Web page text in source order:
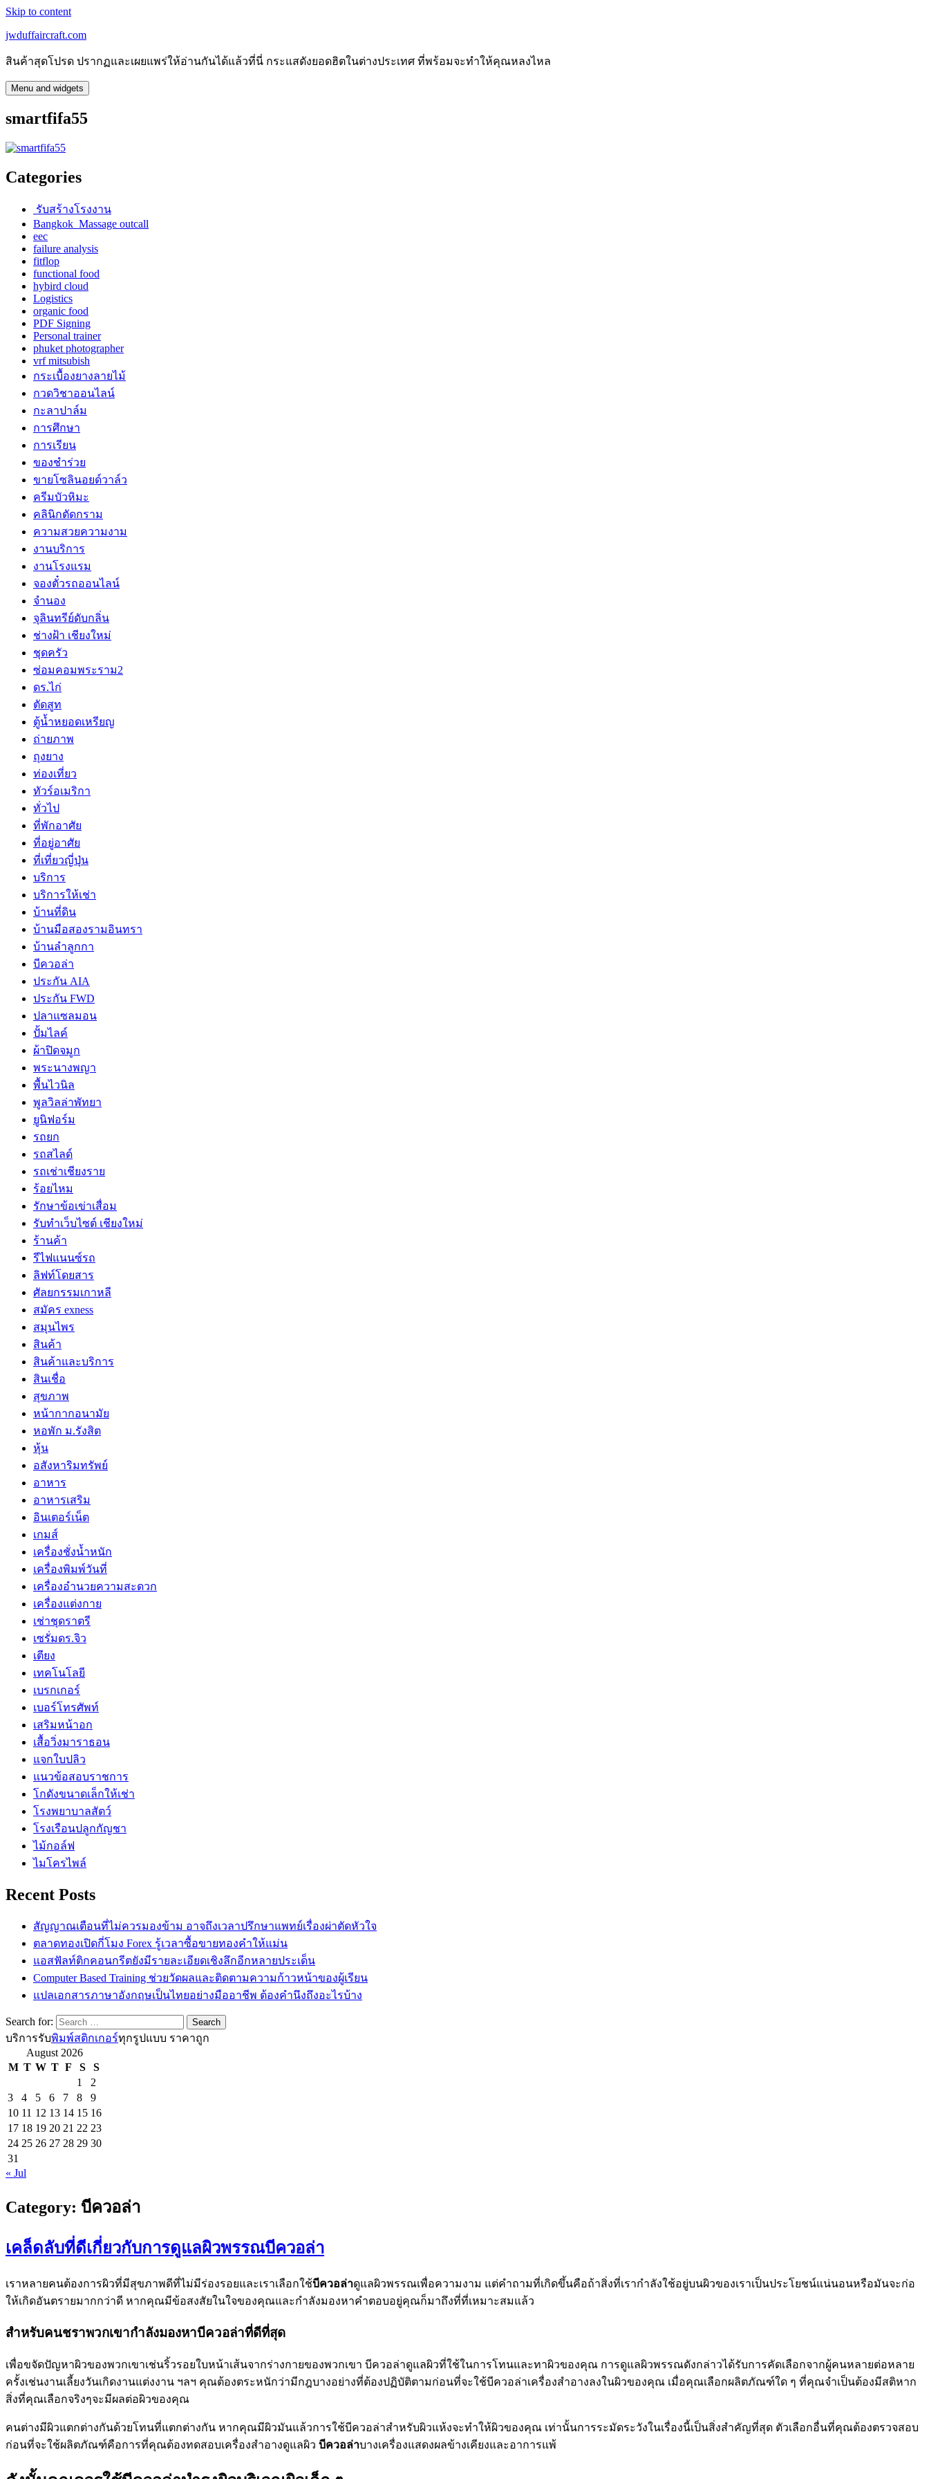
Skip to content
jwduffaircraft.com
สินค้าสุดโปรด ปรากฏและเผยแพร่ให้อ่านกันได้แล้วที่นี่ กระแสดังยอดฮิตในต่างประเทศ ที่พร้อมจะทำให้คุณหลงไหล
Menu and widgets
smartfifa55
Categories
รับสร้างโรงงาน
Bangkok Massage outcall
eec
failure analysis
fitflop
functional food
hybird cloud
Logistics
organic food
PDF Signing
Personal trainer
phuket photographer
vrf mitsubish
กระเบื้องยางลายไม้
กวดวิชาออนไลน์
กะลาปาล์ม
การศึกษา
การเรียน
ของชำร่วย
ขายโซลินอยด์วาล์ว
ครีมบัวหิมะ
คลินิกตัดกราม
ความสวยความงาม
งานบริการ
งานโรงแรม
จองตั๋วรถออนไลน์
จำนอง
จุลินทรีย์ดับกลิ่น
ช่างฝ้า เชียงใหม่
ชุดครัว
ซ่อมคอมพระราม2
ดร.ไก่
ตัดสูท
ตู้น้ำหยอดเหรียญ
ถ่ายภาพ
ถุงยาง
ท่องเที่ยว
ทัวร์อเมริกา
ทั่วไป
ที่พักอาศัย
ที่อยู่อาศัย
ที่เที่ยวญี่ปุ่น
บริการ
บริการให้เช่า
บ้านที่ดิน
บ้านมือสองรามอินทรา
บ้านลำลูกกา
บีควอล่า
ประกัน AIA
ประกัน FWD
ปลาแซลมอน
ปั้มไลค์
ผ้าปิดจมูก
พระนางพญา
พื้นไวนิล
พูลวิลล่าพัทยา
ยูนิฟอร์ม
รถยก
รถสไลด์
รถเช่าเชียงราย
ร้อยไหม
รักษาข้อเข่าเสื่อม
รับทำเว็บไซต์ เชียงใหม่
ร้านค้า
รีไฟแนนซ์รถ
ลิฟท์โดยสาร
ศัลยกรรมเกาหลี
สมัคร exness
สมุนไพร
สินค้า
สินค้าและบริการ
สินเชื่อ
สุขภาพ
หน้ากากอนามัย
หอพัก ม.รังสิต
หุ้น
อสังหาริมทรัพย์
อาหาร
อาหารเสริม
อินเตอร์เน็ต
เกมส์
เครื่องชั่งน้ำหนัก
เครื่องพิมพ์วันที่
เครื่องอำนวยความสะดวก
เครื่องแต่งกาย
เช่าชุดราตรี
เซรั่มดร.จิว
เตียง
เทคโนโลยี
เบรกเกอร์
เบอร์โทรศัพท์
เสริมหน้าอก
เสื้อวิ่งมาราธอน
แจกใบปลิว
แนวข้อสอบราชการ
โกดังขนาดเล็กให้เช่า
โรงพยาบาลสัตว์
โรงเรือนปลูกกัญชา
ไม้กอล์ฟ
ไมโครไพล์
Recent Posts
สัญญาณเตือนที่ไม่ควรมองข้าม อาจถึงเวลาปรึกษาแพทย์เรื่องผ่าตัดหัวใจ
ตลาดทองเปิดกี่โมง Forex รู้เวลาซื้อขายทองคำให้แม่น
แอสฟัลท์ติกคอนกรีตยังมีรายละเอียดเชิงลึกอีกหลายประเด็น
Computer Based Training ช่วยวัดผลและติดตามความก้าวหน้าของผู้เรียน
แปลเอกสารภาษาอังกฤษเป็นไทยอย่างมืออาชีพ ต้องคำนึงถึงอะไรบ้าง
Search for:
บริการรับพิมพ์สติกเกอร์ทุกรูปแบบ ราคาถูก
August 2026
M T W T F S
S
1
2
3
4 5 6 7 8
9
10 11 12 13 14 15 16
17 18 19 20 21 22 23
24 25 26 27 28 29 30
31
« Jul
Category: บีควอล่า
เคล็ดลับที่ดีเกี่ยวกับการดูแลผิวพรรณบีควอล่า
เราหลายคนต้องการผิวที่มีสุขภาพดีที่ไม่มีร่องรอยและเราเลือกใช้บีควอล่าดูแลผิวพรรณเพื่อความงาม แต่คำถามที่เกิดขึ้นคือถ้าสิ่งที่เรากำลังใช้อยู่บนผิวของเราเป็นประโยชน์แน่นอนหรือมันจะก่อ
ให้เกิดอันตรายมากกว่าดี หากคุณมีข้อสงสัยในใจของคุณและกำลังมองหาคำตอบอยู่คุณก็มาถึงที่ที่เหมาะสมแล้ว
สำหรับคนชราพวกเขากำลังมองหาบีควอล่าที่ดีที่สุด
เพื่อขจัดปัญหาผิวของพวกเขาเช่นริ้วรอยใบหน้าเส้นจากร่างกายของพวกเขา บีควอล่าดูแลผิวที่ใช้ในการโทนและทาผิวของคุณ การดูแลผิวพรรณดังกล่าวได้รับการคัดเลือกจากผู้คนหลายต่อหลาย
ครั้งเช่นงานเลี้ยงวันเกิดงานแต่งงาน ฯลฯ คุณต้องตระหนักว่ามีกฎบางอย่างที่ต้องปฏิบัติตามก่อนที่จะใช้บีควอล่าเครื่องสำอางลงในผิวของคุณ เมื่อคุณเลือกผลิตภัณฑ์ใด ๆ ที่คุณจำเป็นต้องมีสติหาก
สิ่งที่คุณเลือกจริงๆจะมีผลต่อผิวของคุณ
คนต่างมีผิวแตกต่างกันด้วยโทนที่แตกต่างกัน หากคุณมีผิวมันแล้วการใช้บีควอล่าสำหรับผิวแห้งจะทำให้ผิวของคุณ เท่านั้นการระมัดระวังในเรื่องนี้เป็นสิ่งสำคัญที่สุด ตัวเลือกอื่นที่คุณต้องตรวจสอบ
ก่อนที่จะใช้ผลิตภัณฑ์คือการที่คุณต้องทดสอบเครื่องสำอางดูแลผิว บีควอล่าบางเครื่องแสดงผลข้างเคียงและอาการแพ้